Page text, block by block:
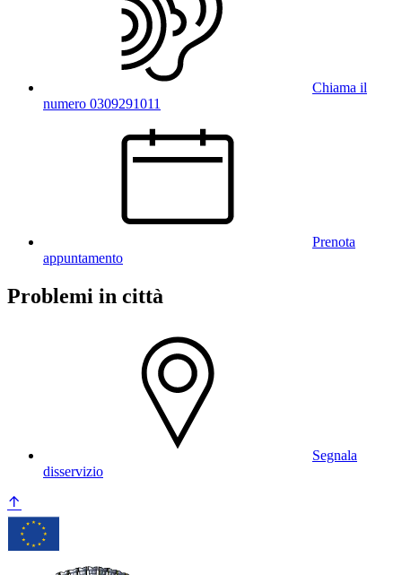
Chiama il
numero 0309291011
Prenota
appuntamento
Problemi in città
Segnala
disservizio